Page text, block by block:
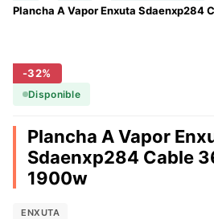
Plancha A Vapor Enxuta Sdaenxp284
-32%
Disponible
Plancha A Vapor
Sdaenxp284 Cable
1900w
ENXUTA